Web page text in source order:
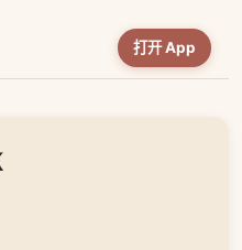
打开 App